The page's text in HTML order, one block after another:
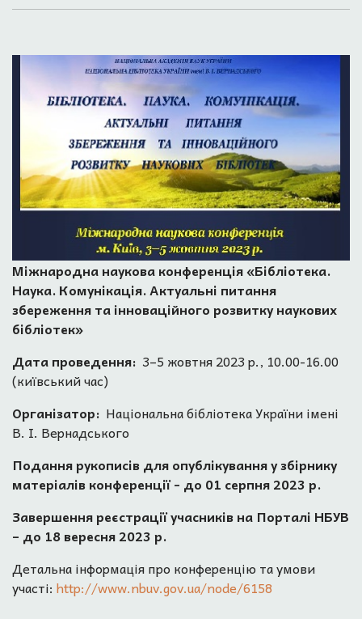
Міжнародна наукова конференція «Бібліотека.
Наука. Комунікація. Актуальні питання
збереження та інноваційного розвитку наукових
бібліотек»
Дата проведення: 3–5 жовтня 2023 р., 10.00-16.00
(київський час)
Організатор: Національна бібліотека України імені
В. І. Вернадського
Подання рукописів для опублікування у збірнику
матеріалів конференції - до 01 серпня 2023 р.
Завершення реєстрації учасників на Порталі НБУВ
– до 18 вересня 2023 р.
Детальна інформація про конференцію та умови
участі: http://www.nbuv.gov.ua/node/6158